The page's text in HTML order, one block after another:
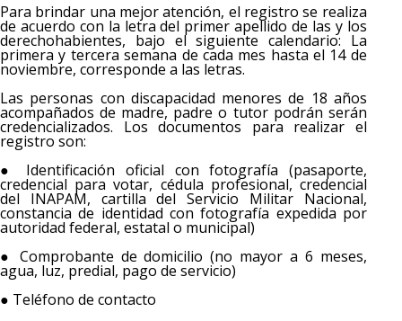
Para brindar una mejor atención, el registro se realiza
de acuerdo con la letra del primer apellido de las y los
derechohabientes, bajo el siguiente calendario: La
primera y tercera semana de cada mes hasta el 14 de
noviembre, corresponde a las letras.
Las personas con discapacidad menores de 18 años
acompañados de madre, padre o tutor podrán serán
credencializados. Los documentos para realizar el
registro son:
● Identificación oficial con fotografía (pasaporte,
credencial para votar, cédula profesional, credencial
del INAPAM, cartilla del Servicio Militar Nacional,
constancia de identidad con fotografía expedida por
autoridad federal, estatal o municipal)
● Comprobante de domicilio (no mayor a 6 meses,
agua, luz, predial, pago de servicio)
● Teléfono de contacto